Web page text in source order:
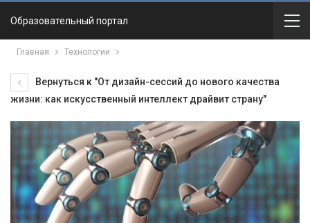
Образовательный портал
Главная Технологии
Вернуться к "От дизайн-сессий до нового качества
жизни: как искусственный интеллект драйвит страну"